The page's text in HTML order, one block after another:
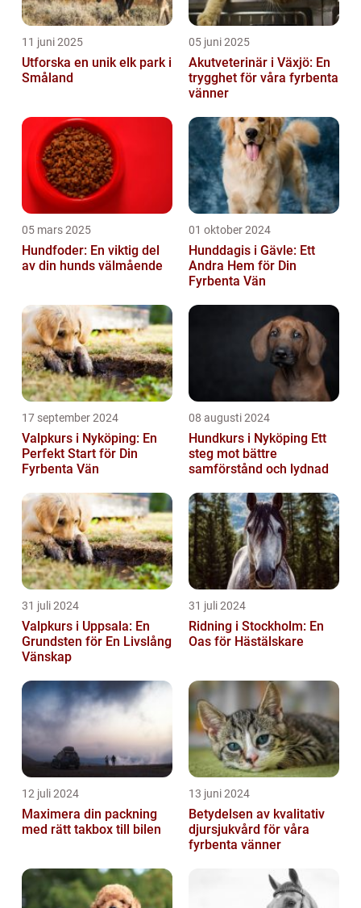
11 juni 2025
Utforska en unik elk park i
Småland
05 juni 2025
Akutveterinär i Växjö: En
trygghet för våra fyrbenta
vänner
05 mars 2025
Hundfoder: En viktig del
av din hunds välmående
01 oktober 2024
Hunddagis i Gävle: Ett
Andra Hem för Din
Fyrbenta Vän
17 september 2024
Valpkurs i Nyköping: En
Perfekt Start för Din
Fyrbenta Vän
08 augusti 2024
Hundkurs i Nyköping Ett
steg mot bättre
samförstånd och lydnad
31 juli 2024
Valpkurs i Uppsala: En
Grundsten för En Livslång
Vänskap
31 juli 2024
Ridning i Stockholm: En
Oas för Hästälskare
12 juli 2024
Maximera din packning
med rätt takbox till bilen
13 juni 2024
Betydelsen av kvalitativ
djursjukvård för våra
fyrbenta vänner